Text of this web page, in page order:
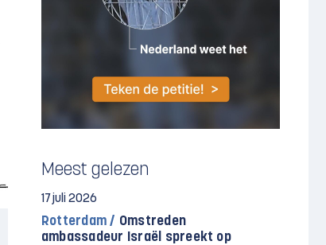
Meest gelezen
17 juli 2026
Rotterdam / Omstreden
ambassadeur Israël spreekt op